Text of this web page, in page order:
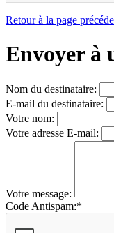
Retour à la page
Envoyer à
Nom du destinataire:
E-mail du destinataire:
Votre nom:
Votre adresse E-mail:
Votre message:
Code Antispam:*